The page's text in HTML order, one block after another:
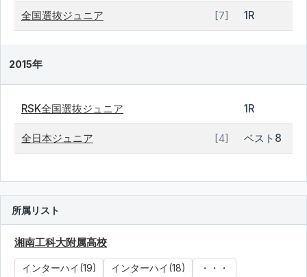
全国選抜ジュニア [7] 1R
2015年
RSK全国選抜ジュニア 1R
全日本ジュニア [4] ベスト8
所属リスト
湘南工科大附属高校
インターハイ(19) インターハイ(18)
・・・